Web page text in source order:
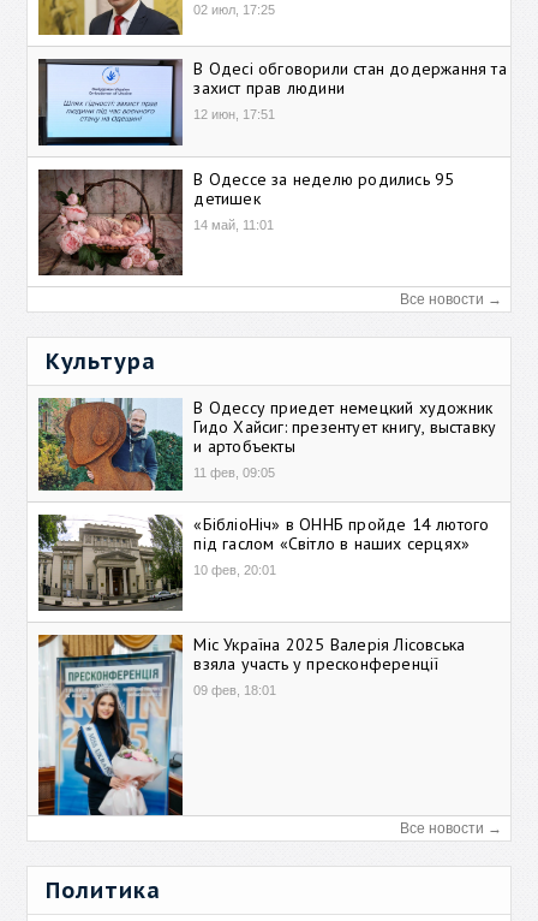
02 июл, 17:25
В Одесі обговорили стан додержання та
захист прав людини
12 июн, 17:51
В Одессе за неделю родились 95
детишек
14 май, 11:01
Все новости →
Культура
В Одессу приедет немецкий художник
Гидо Хайсиг: презентует книгу, выставку
и артобъекты
11 фев, 09:05
«БібліоНіч» в ОННБ пройде 14 лютого
під гаслом «Світло в наших серцях»
10 фев, 20:01
Міс Україна 2025 Валерія Лісовська
взяла участь у пресконференції
09 фев, 18:01
Все новости →
Политика